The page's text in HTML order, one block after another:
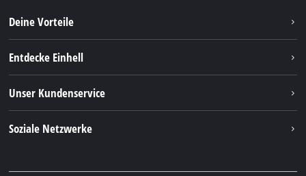
Deine Vorteile
Entdecke Einhell
Nachhaltigkeit
Unser Kundenservice
Soziale Netzwerke